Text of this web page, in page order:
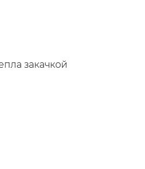
закачкой